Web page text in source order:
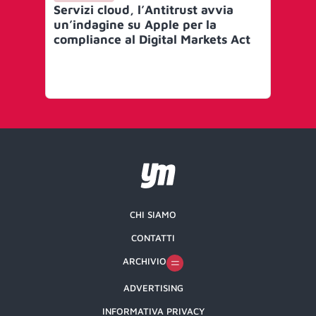
Servizi cloud, l’Antitrust avvia
un’indagine su Apple per la
compliance al Digital Markets Act
CHI SIAMO
CONTATTI
ARCHIVIO
ADVERTISING
INFORMATIVA PRIVACY